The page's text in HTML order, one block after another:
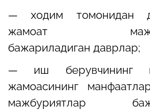
— ходим томонидан
жамоат
бажариладиган даврлар;
— иш берувчининг
жамоасининг
мажбуриятлар